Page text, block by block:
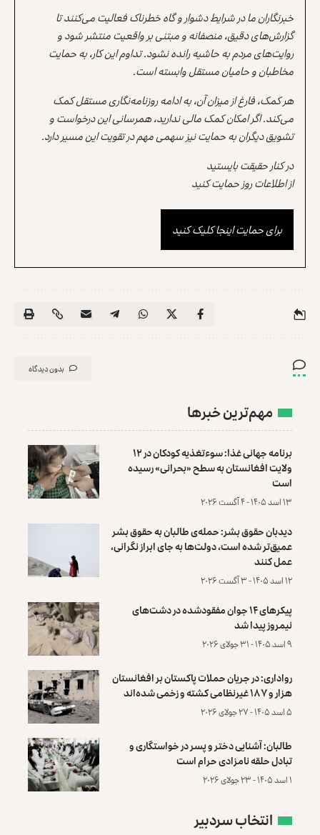
خبرنگاران ما در شرایط دشوار و گاه خطرناک فعالیت می‌کنند تا
گزارش‌های دقیق، منصفانه و مبتنی بر واقعیت منتشر شود و
روایت‌های مردم به حاشیه رانده نشود. تداوم این کار، به حمایت
مخاطبان و حامیان مستقل وابسته است.
هر کمک، فارغ از میزان آن، به ادامه روزنامه‌نگاری مستقل کمک
می‌کند. اگر امکان کمک مالی ندارید، همرسانی این درخواست و
تشویق دیگران به حمایت نیز سهمی مهم در تقویت این مسیر دارد.
در کنار حقیقت بایستید
از اطلاعات روز حمایت کنید
برای حمایت اینجا کلیک کنید
بدون دیدگاه
مهم‌ترین خبرها
برنامه جهانی غذا: سوءتغذیه کودکان در ۱۲
ولایت افغانستان به سطح «بحرانی» رسیده
است
۱۳ اسد ۱۴۰۵ - ۴ آگست ۲۰۲۶
دیدبان حقوق بشر: حمله‌ی طالبان به حقوق بشر
عمیق‌تر شده است، دولت‌ها به جای ابراز نگرانی،
عمل کنند
۱۲ اسد ۱۴۰۵ - ۳ آگست ۲۰۲۶
پیکرهای ۱۴ جوان مفقودشده در دشت‌های
نیمروز پیدا شد
۹ اسد ۱۴۰۵ - ۳۱ جولای ۲۰۲۶
رواداری: در جریان حملات پاکستان بر افغانستان
هزار و ۱۸۷ غیرنظامی کشته و زخمی شده‌اند
۵ اسد ۱۴۰۵ - ۲۷ جولای ۲۰۲۶
طالبان: آشنایی دختر و پسر در خواستگاری و
تبادل حلقه نامزادی حرام است
۱ اسد ۱۴۰۵ - ۲۳ جولای ۲۰۲۶
انتخاب سردبیر